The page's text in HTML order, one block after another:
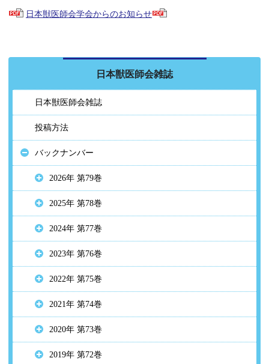
日本獣医師会学会からのお知らせ
日本獣医師会雑誌
日本獣医師会雑誌
投稿方法
バックナンバー
2026年 第79巻
2025年 第78巻
2024年 第77巻
2023年 第76巻
2022年 第75巻
2021年 第74巻
2020年 第73巻
2019年 第72巻